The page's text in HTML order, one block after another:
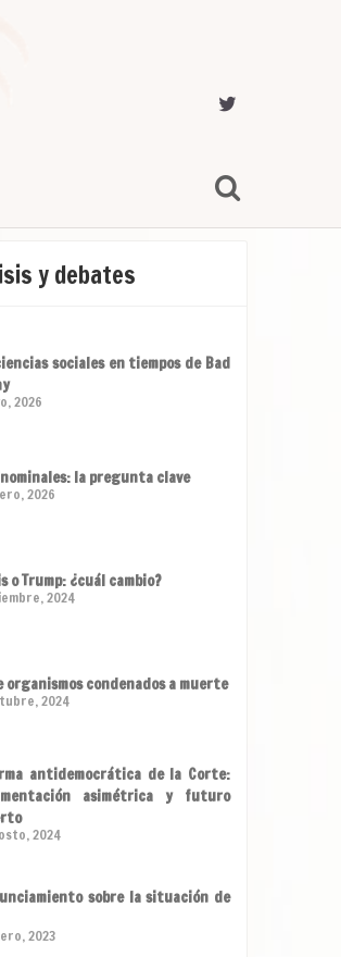
y debates
sociales en tiempos de Bad
2026
la pregunta clave
2026
o Trump: ¿cuál cambio?
2024
organismos condenados a muerte
2024
antidemocrática de la Corte:
asimétrica y futuro
2024
sobre la situación de
2023